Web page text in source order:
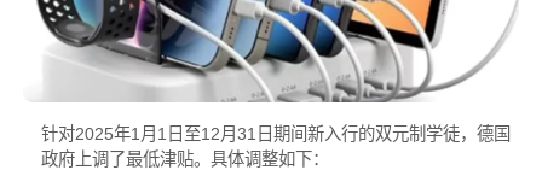
针对2025年1月1日至12月31日期间新入行的双元制学徒，德国
政府上调了最低津贴。具体调整如下：